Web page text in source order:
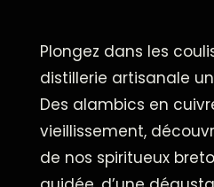
Plongez dans les
distillerie artisanale
Des alambics en
vieillissement,
de nos spiritueux